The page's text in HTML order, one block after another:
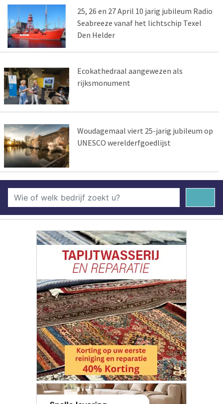
25, 26 en 27 April 10 jarig jubileum Radio
Seabreeze vanaf het lichtschip Texel
Den Helder
Ecokathedraal aangewezen als
rijksmonument
Woudagemaal viert 25-jarig jubileum op
UNESCO werelderfgoedlijst